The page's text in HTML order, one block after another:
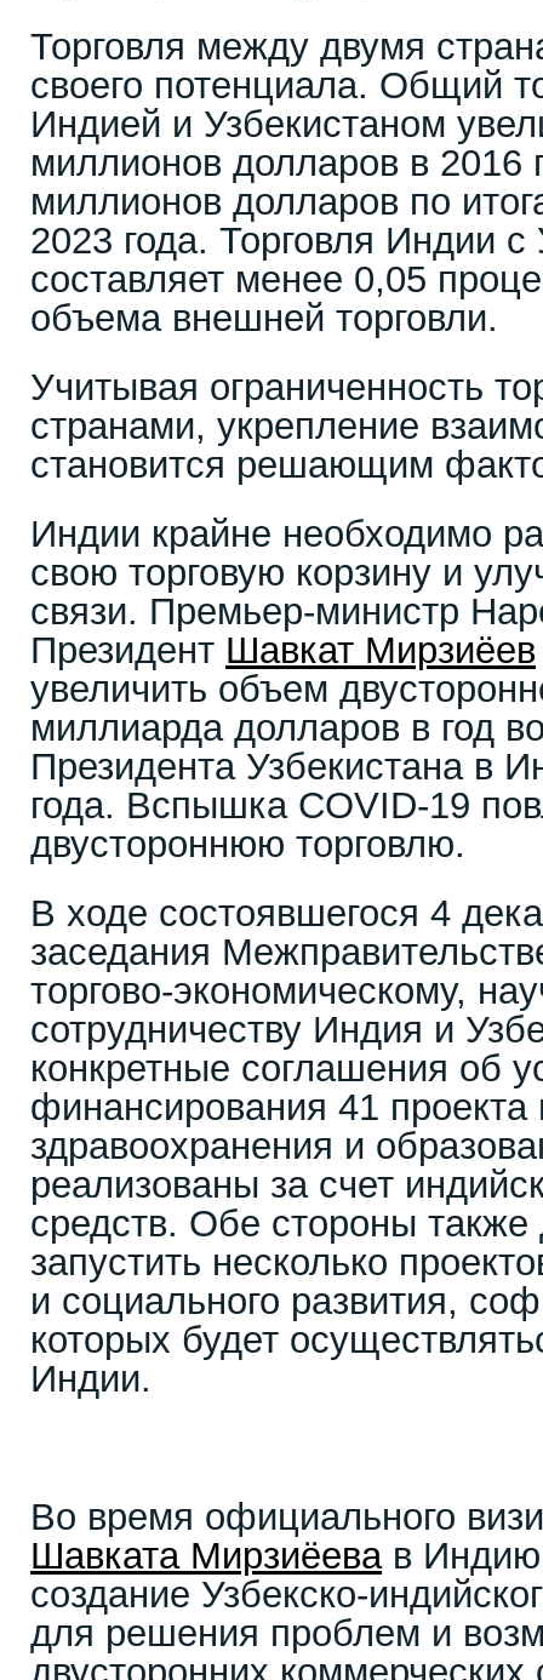
Торговля между двумя
своего потенциала. Общий
Индией и Узбекистаном
миллионов долларов в 2016
миллионов долларов по
2023 года. Торговля Индии с
составляет менее 0,05
объема внешней торговли.
Учитывая ограниченность
странами, укрепление
становится решающим
Индии крайне необходимо
свою торговую корзину и
связи. Премьер-министр
Президент Шавкат Мирзиёев
увеличить объем
миллиарда долларов в год
Президента Узбекистана в
года. Вспышка COVID-19
двустороннюю торговлю.
В ходе состоявшегося 4
заседания
торгово-экономическому,
сотрудничеству Индия и
конкретные соглашения об
финансирования 41
здравоохранения и
реализованы за счет
средств. Обе стороны также
запустить несколько
и социального развития,
которых будет
Индии.
Во время официального
Шавката Мирзиёевав Индию
создание Узбекско-
для решения проблем и